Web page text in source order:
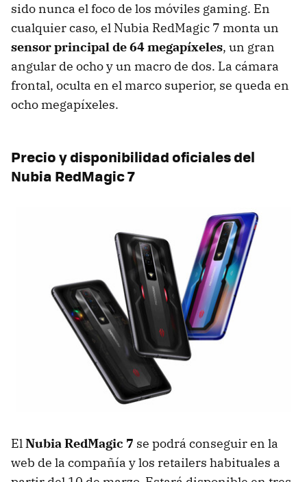
sido nunca el foco de los móviles gaming. En
cualquier caso, el Nubia RedMagic 7 monta un
sensor principal de 64 megapíxeles, un gran
angular de ocho y un macro de dos. La cámara
frontal, oculta en el marco superior, se queda en
ocho megapíxeles.
Precio y disponibilidad oficiales del
Nubia RedMagic 7
ElNubia RedMagic 7 se podrá conseguir en la
web de la compañía y los retailers habituales a